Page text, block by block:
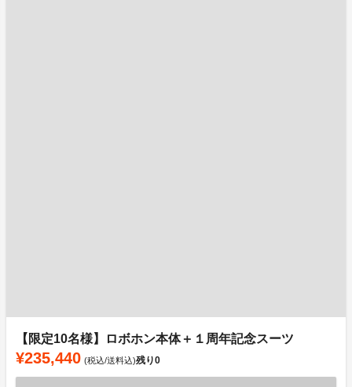
【限定10名様】ロボホン本体＋１周年記念スーツ
¥235,440 (税込/送料込)残り0